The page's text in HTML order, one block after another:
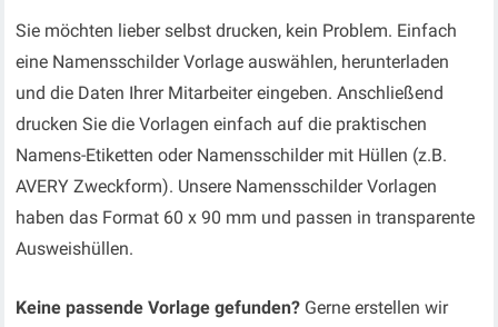
Sie möchten lieber selbst drucken, kein Problem. Einfach
eine Namensschilder Vorlage auswählen, herunterladen
und die Daten Ihrer Mitarbeiter eingeben. Anschließend
drucken Sie die Vorlagen einfach auf die praktischen
Namens-Etiketten oder Namensschilder mit Hüllen (z.B.
AVERY Zweckform). Unsere Namensschilder Vorlagen
haben das Format 60 x 90 mm und passen in transparente
Ausweishüllen.
Keine passende Vorlage gefunden? Gerne erstellen wir